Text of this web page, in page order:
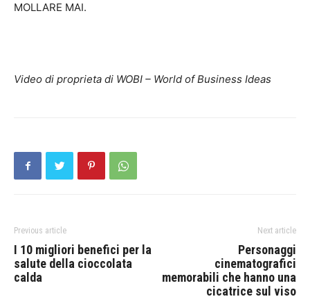
MOLLARE MAI.
Video di proprieta di WOBI – World of Business Ideas
Previous article
I 10 migliori benefici per la
salute della cioccolata
calda
Next article
Personaggi
cinematografici
memorabili che hanno una
cicatrice sul viso